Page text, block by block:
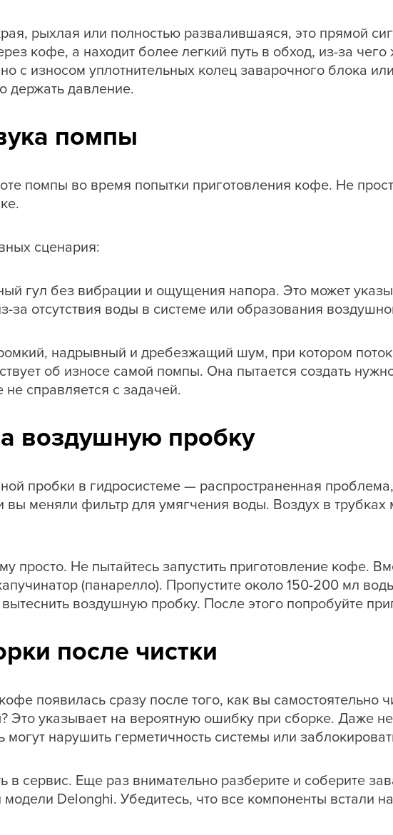
рыхлая или полностью развалившаяся, это прямой
кофе, а находит более легкий путь в обход, из-за
с износом уплотнительных колец заварочного блока
держать давление.
помпы
помпы во время попытки приготовления кофе. Не
сценария:
гул без вибрации и ощущения напора. Это может
за отсутствия воды в системе или образования
надрывный и дребезжащий шум, при котором поток
об износе самой помпы. Она пытается создать
справляется с задачей.
воздушную пробку
пробки в гидросистеме — распространенная
вы меняли фильтр для умягчения воды. Воздух в трубках
просто. Не пытайтесь запустить приготовление кофе.
(панарелло). Пропустите около 150-200 мл
воздушную пробку. После этого попробуйте
после чистки
появилась сразу после того, как вы самостоятельно
Это указывает на вероятную ошибку при сборке. Даже
могут нарушить герметичность системы или
в сервис. Еще раз внимательно разберите и соберите
Delonghi. Убедитесь, что все компоненты встали